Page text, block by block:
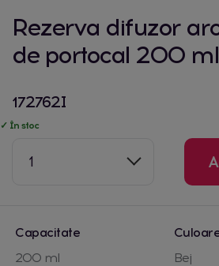
Rezerva difuzor
de portocal 200 ml
172762I
✓ În stoc
1
Capacitate
200 ml
Bej